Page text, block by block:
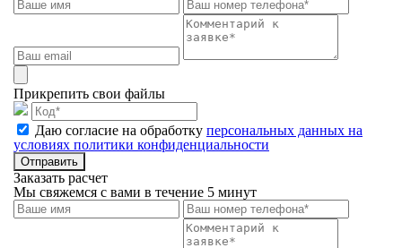
Прикрепить свои файлы
Даю согласие на обработку персональных данных на
условиях политики конфиденциальности
Отправить
Заказать расчет
Мы свяжемся с вами в течение 5 минут